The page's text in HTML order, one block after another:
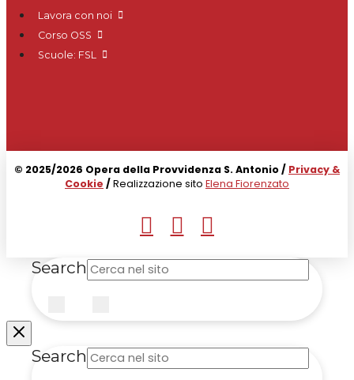
Lavora con noi
Corso OSS
Scuole: FSL
© 2025/2026 Opera della Provvidenza S. Antonio / Privacy &
Cookie /Realizzazione sito Elena Fiorenzato
Search
Search